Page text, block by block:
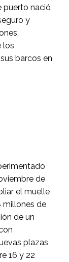
puerto nació
y
los
barcos en
de
el muelle
millones de
de un
plazas
16 y 22